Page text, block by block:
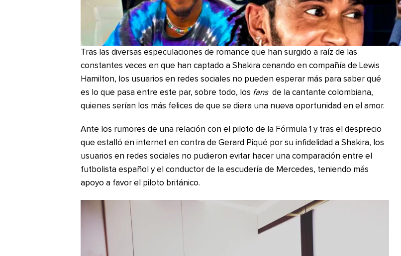
Tras las diversas especulaciones de romance que han surgido a raíz de las
constantes veces en que han captado a Shakira cenando en compañía de Lewis
Hamilton, los usuarios en redes sociales no pueden esperar más para saber qué
es lo que pasa entre este par, sobre todo, los fans de la cantante colombiana,
quienes serían los más felices de que se diera una nueva oportunidad en el amor.
Ante los rumores de una relación con el piloto de la Fórmula 1 y tras el desprecio
que estalló en internet en contra de Gerard Piqué por su infidelidad a Shakira, los
usuarios en redes sociales no pudieron evitar hacer una comparación entre el
futbolista español y el conductor de la escudería de Mercedes, teniendo más
apoyo a favor el piloto británico.